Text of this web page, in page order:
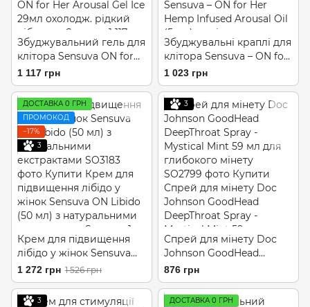
Збуджувальний гель для
клітора Sensuva ON for
Her Arousal Gel Ice 29мл
охолодж. рідкий
вібратор
1 117 грн
Збуджувальні краплі для
клітора Sensuva – ON for
Her Hemp Infused Arousal
Oil (5 мл) з олією
конопель
1 023 грн
ДОСТАВКА 0 ГРН
ПРОМОКОД
−17%
3
Крем для підвищення
лібідо у жінок Sensuva
ON Libido (50 мл) з
натуральними
екстрактами
1 272 грн 1 526 грн
3
Спрей для мінету Doc
Johnson GoodHead
DeepThroat Spray -
Mystical Mint 59 мл для
глибокого мінету
876 грн
3
ДОСТАВКА 0 ГРН